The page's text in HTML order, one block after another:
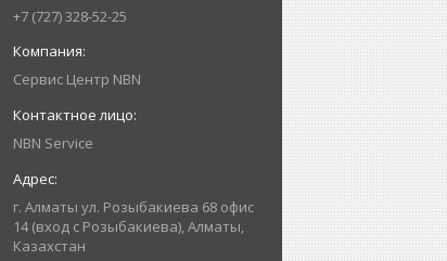
+7 (727) 328-52-25
Сервис Центр NBN
NBN Service
г. Алматы ул. Розыбакиева 68 офис
14 (вход с Розыбакиева), Алматы,
Казахстан